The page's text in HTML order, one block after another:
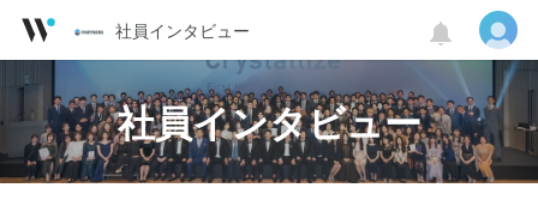
社員インタビュー
社員インタビュー